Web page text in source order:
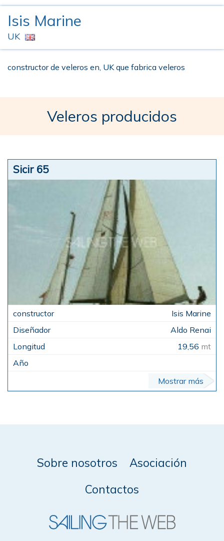
Isis Marine
UK
constructor de veleros en, UK que fabrica veleros
Veleros producidos
Sicir 65
Isis Marine
Aldo Renai
19,56 mt
Mostrar más
Sobre nosotros
Asociación
Contactos